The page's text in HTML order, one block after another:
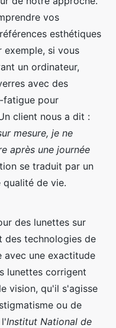
vos
esthétiques
exemple, si vous
un ordinateur,
avec des
fatigue pour
client nous a dit :
mesure, je ne
après une journée
se traduit par un
de vie.
des lunettes sur
des technologies de
avec une exactitude
lunettes corrigent
vision, qu'il s'agisse
ou de
Institut National de